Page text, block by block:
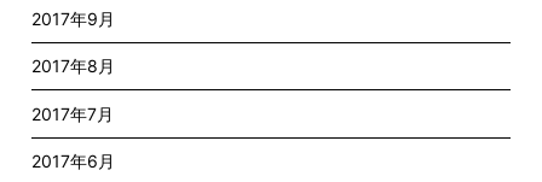
2017年9月
2017年8月
2017年7月
2017年6月